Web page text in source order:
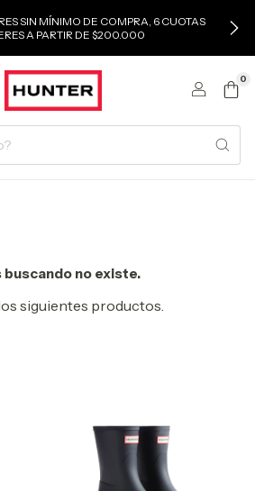
SIN MÍNIMO DE COMPRA, 6 CUOTAS
A PARTIR DE $200.000
0
buscando no existe.
siguientes productos.